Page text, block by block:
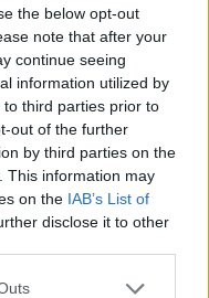
the below opt-out
note that after your
continue seeing
information utilized by
third parties prior to
out of the further
by third parties on the
This information may
on the IAB’s List of
disclose it to other
one or more Google
friss hírekről a